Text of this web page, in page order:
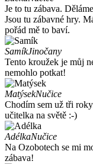
Je to tu zábava.
Jsou tu zábavné hry.
pořád mě to baví.
SamíkJinočany
Tento kroužek je můj
nemohlo potkat!
MatýsekNučice
Chodím sem už tři
učitelka na světě :-)
AdélkaNučice
Na Ozobotech se mi
zábava!